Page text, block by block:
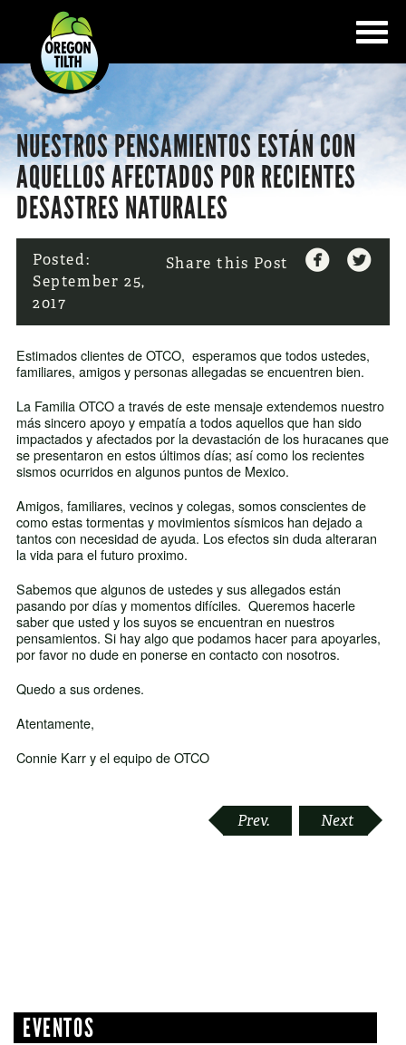
NUESTROS PENSAMIENTOS ESTÁN CON
AQUELLOS AFECTADOS POR RECIENTES
DESASTRES NATURALES
Share this Post  
Posted:
September 25,
2017
Estimados clientes de OTCO, esperamos que todos ustedes,
familiares, amigos y personas allegadas se encuentren bien.
La Familia OTCO a través de este mensaje extendemos nuestro
más sincero apoyo y empatía a todos aquellos que han sido
impactados y afectados por la devastación de los huracanes que
se presentaron en estos últimos días; así como los recientes
sismos ocurridos en algunos puntos de Mexico.
Amigos, familiares, vecinos y colegas, somos conscientes de
como estas tormentas y movimientos sísmicos han dejado a
tantos con necesidad de ayuda. Los efectos sin duda alteraran
la vida para el futuro proximo.
Sabemos que algunos de ustedes y sus allegados están
pasando por días y momentos difíciles. Queremos hacerle
saber que usted y los suyos se encuentran en nuestros
pensamientos. Si hay algo que podamos hacer para apoyarles,
por favor no dude en ponerse en contacto con nosotros.
Quedo a sus ordenes.
Atentamente,
Connie Karr y el equipo de OTCO
Prev. Next
EVENTOS